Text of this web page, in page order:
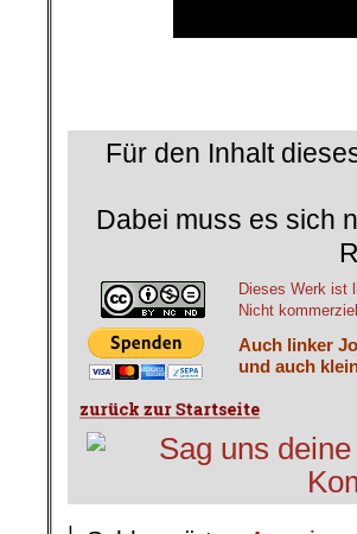
Für den Inhalt
Dabei muss es sich
Dieses Werk ist
Nicht
Auch linker
und auch